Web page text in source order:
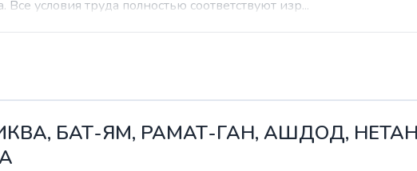
условия труда полностью соответствуют изр...
БАТ-ЯМ, РАМАТ-ГАН, АШДОД,